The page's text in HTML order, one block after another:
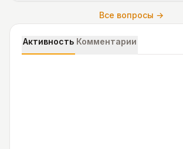
Все вопросы →
Активность Комментарии